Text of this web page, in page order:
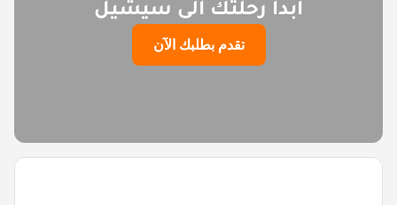
ابدا رحلتك الى سيشيل
تقدم بطلبك الآن